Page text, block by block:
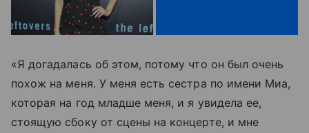
«Я догадалась об этом, потому что он был очень
похож на меня. У меня есть сестра по имени Миа,
которая на год младше меня, и я увидела ее,
стоящую сбоку от сцены на концерте, и мне